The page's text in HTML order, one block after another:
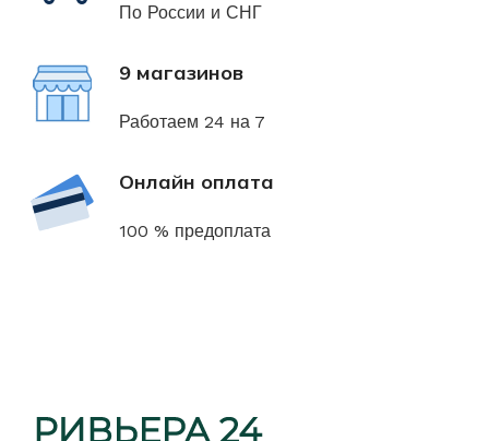
По России и СНГ
9 магазинов
Работаем 24 на 7
Онлайн оплата
100 % предоплата